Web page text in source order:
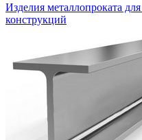
Изделия металлопроката
конструкций